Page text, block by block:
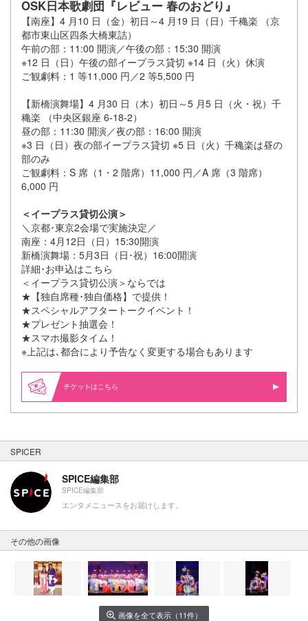
OSK日本歌劇団『レビュー 春のおどり』
【南座】4 月10 日（金）初日～4 月19 日（日）千穐楽 （京
都市東山区四条大橋東詰）
午前の部：11:00 開演／午後の部：15:30 開演
※12 日（日）午後の部イープラス貸切 ※14 日（火）休演
ご観劇料：1 等11,000 円／2 等5,500 円
【新橋演舞場】4 月30 日（木）初日～5 月5 日（火・祝）千
穐楽 （中央区銀座 6-18-2）
昼の部：11:30 開演／夜の部：16:00 開演
※3 日（日）夜の部イープラス貸切 ※5 日（火）千穐楽は昼の
部のみ
ご観劇料：S 席（1・2 階席）11,000 円／A 席（3 階席）
6,000 円
＜イープラス貸切公演＞
＼京都･東京2会場で実施決定／
南座：4月12日（日）15:30開演
新橋演舞場：5月3日（日･祝）16:00開演
詳細･お申込はこちら
＜イープラス貸切公演＞ならでは
★【独自席種･独自価格】で提供！
★スペシャルアフタートークイベント！
★プレゼント抽選会！
★スマホ撮影タイム！
※上記は､都合により予告なく変更する場合もあります
はこちら
SPICER
SPICE編集部
SPICE編集部
エンタメニュースをお届けします。
その他の画像
画像を全て表示（11件）